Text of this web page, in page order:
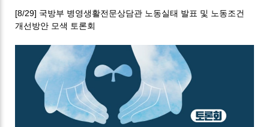
[8/29] 국방부 병영생활전문상담관 노동실태 발표 및 노동조건
개선방안 모색 토론회
Sketchbook5, 스케치북5